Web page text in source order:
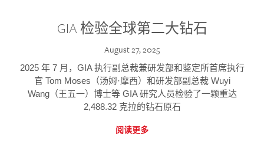
GIA 检验全球第二大钻石
August 27, 2025
2025 年 7 月，GIA 执行副总裁兼研发部和鉴定所首席执行
官 Tom Moses（汤姆·摩西）和研发部副总裁 Wuyi
Wang（王五一）博士等 GIA 研究人员检验了一颗重达
2,488.32 克拉的钻石原石
阅读更多